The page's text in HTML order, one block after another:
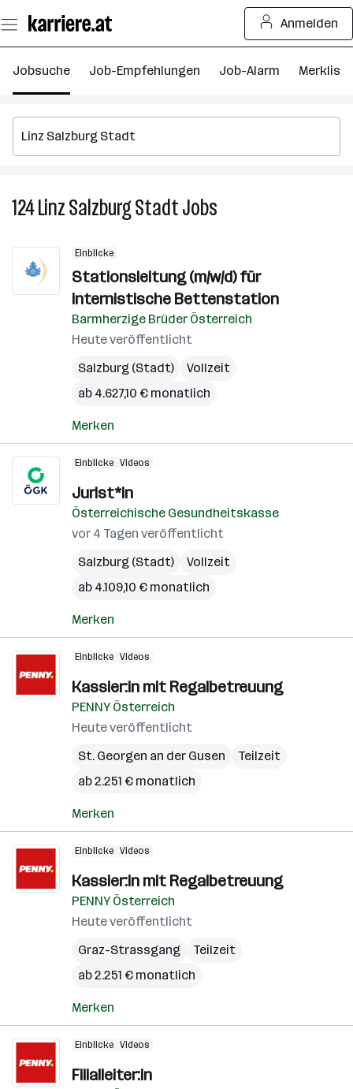
Seiteninhalt
springen
Anmelden
Jobsuche Job-Empfehlungen Job-Alarm Merkliste
124Linz Salzburg StadtJobs
Jobs
Einblicke
Stationsleitung (m/w/d) für
internistische Bettenstation
Barmherzige Brüder Österreich
Heute veröffentlicht
Salzburg (Stadt)
Vollzeit
ab 4.627,10 € monatlich
Merken
Einblicke Videos
Jurist*in
Österreichische Gesundheitskasse
vor 4 Tagen veröffentlicht
Salzburg (Stadt)
Vollzeit
ab 4.109,10 € monatlich
Merken
Einblicke Videos
Kassier:in mit Regalbetreuung
PENNY Österreich
Heute veröffentlicht
St. Georgen an der Gusen
Teilzeit
ab 2.251 € monatlich
Merken
Einblicke Videos
Kassier:in mit Regalbetreuung
PENNY Österreich
Heute veröffentlicht
Graz-Strassgang
Teilzeit
ab 2.251 € monatlich
Merken
Einblicke Videos
Filialleiter:in